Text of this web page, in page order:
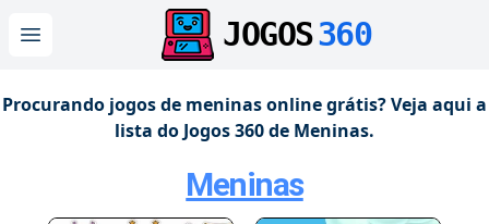
Open main menu JOGOS360
Procurando jogos de meninas online grátis? Veja aqui a
lista do Jogos 360 de Meninas.
Meninas